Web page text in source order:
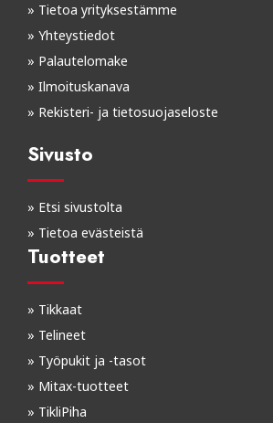
» Tietoa yrityksestämme
» Yhteystiedot
» Palautelomake
» Ilmoituskanava
» Rekisteri- ja tietosuojaseloste
Sivusto
» Etsi sivustolta
» Tietoa evästeistä
Tuotteet
» Tikkaat
» Telineet
» Työpukit ja -tasot
» Mitax-tuotteet
» TikliPiha